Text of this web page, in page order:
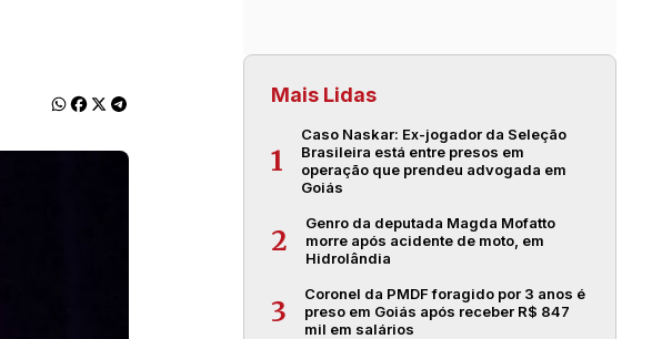
Mais Lidas
1
Caso Naskar: Ex-jogador da Seleção
Brasileira está entre presos em
operação que prendeu advogada em
Goiás
2
Genro da deputada Magda Mofatto
morre após acidente de moto, em
Hidrolândia
3
Coronel da PMDF foragido por 3 anos é
preso em Goiás após receber R$ 847
mil em salários